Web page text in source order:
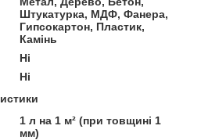
Штукатурка, МДФ, Фанера,
Гипсокартон, Пластик,
Камінь
Ні
Ні
1 л на 1 м² (при товщині 1
мм)